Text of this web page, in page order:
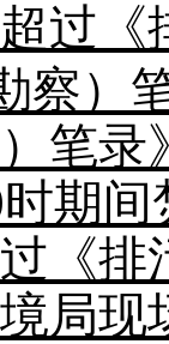
超过《
察）
笔录
时期间
《排
局